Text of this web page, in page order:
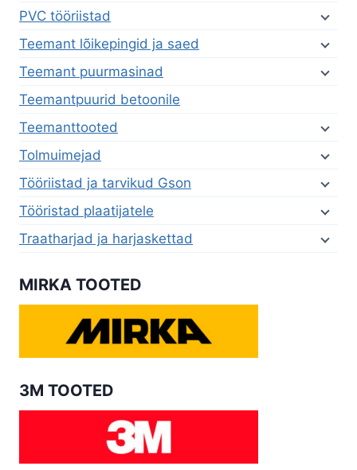
PVC tööriistad
Teemant lõikepingid ja saed
Teemant puurmasinad
Teemantpuurid betoonile
Teemanttooted
Tolmuimejad
Tööriistad ja tarvikud Gson
Tööristad plaatijatele
Traatharjad ja harjaskettad
MIRKA TOOTED
3M TOOTED